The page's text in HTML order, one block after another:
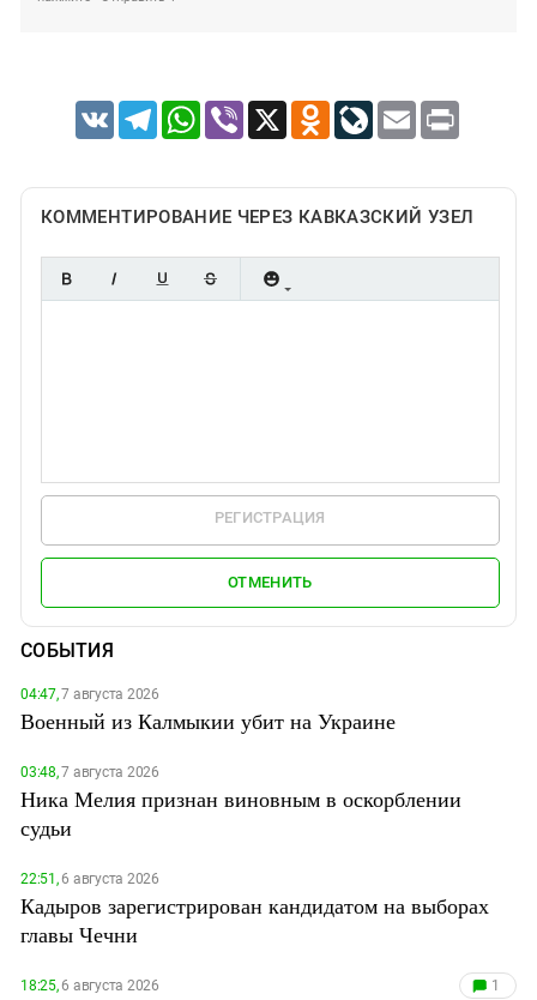
VK TelegramWhatsApp
Viber X Odnoklassniki
LiveJournal
Email Print
КОММЕНТИРОВАНИЕ ЧЕРЕЗ КАВКАЗСКИЙ УЗЕЛ
РЕГИСТРАЦИЯ
ОТМЕНИТЬ
СОБЫТИЯ
04:47,7 августа 2026
Военный из Калмыкии убит на Украине
03:48,7 августа 2026
Ника Мелия признан виновным в оскорблении
судьи
22:51,6 августа 2026
Кадыров зарегистрирован кандидатом на выборах
главы Чечни
18:25,6 августа 2026 1